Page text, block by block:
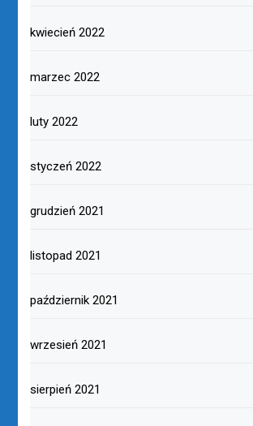
kwiecień 2022
marzec 2022
luty 2022
styczeń 2022
grudzień 2021
listopad 2021
październik 2021
wrzesień 2021
sierpień 2021